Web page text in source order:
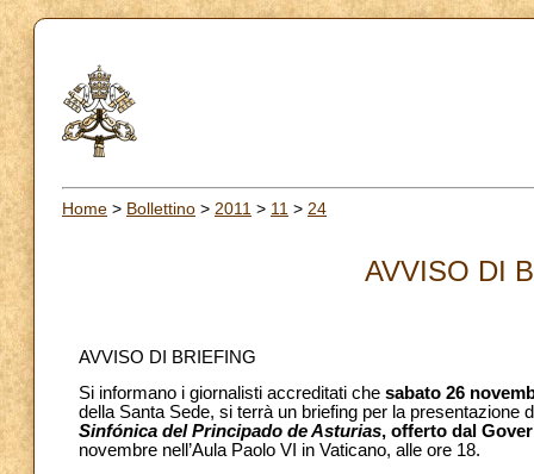
Home > Bollettino > 2011 > 11 > 24
AVVISO DI
AVVISO DI BRIEFING
Si informano i giornalisti accreditati che sabato 26
della Santa Sede, si terrà un briefing per la presentazione
Sinfónica del Principado de Asturias, offerto dal
novembre nell’Aula Paolo VI in Vaticano, alle ore 18.